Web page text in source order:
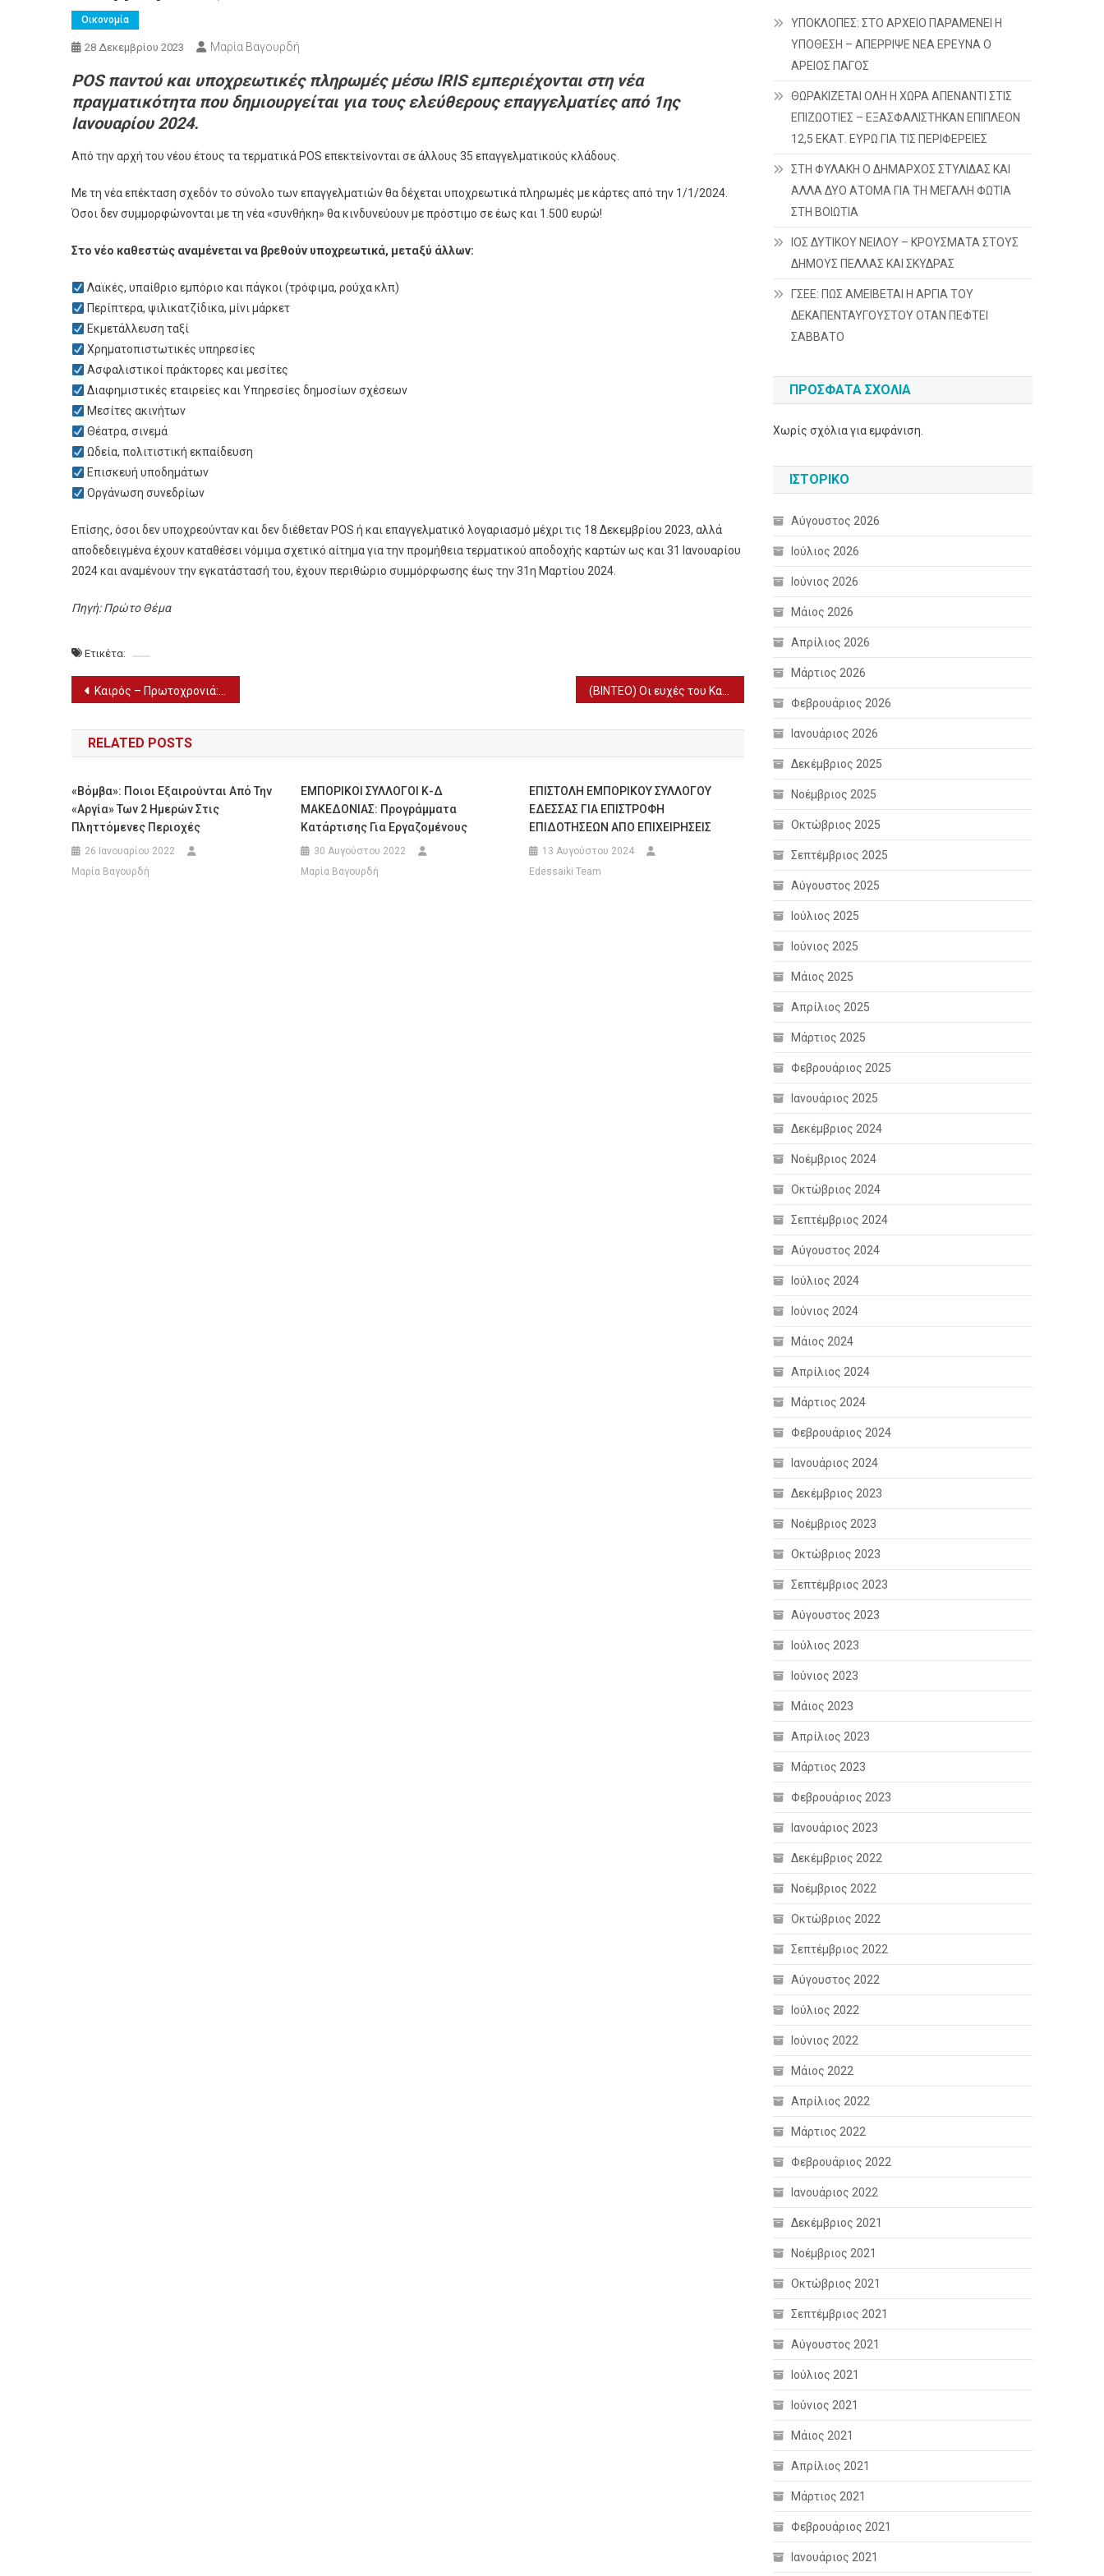
Οικονομία
28 Δεκεμβρίου 2023 Μαρία Βαγουρδή
POS παντού και υποχρεωτικές πληρωμές μέσω IRIS εμπεριέχονται στη νέα
πραγματικότητα που δημιουργείται για τους ελεύθερους επαγγελματίες από 1ης
Ιανουαρίου 2024.
Από την αρχή του νέου έτους τα τερματικά POS επεκτείνονται σε άλλους 35 επαγγελματικούς κλάδους.
Με τη νέα επέκταση σχεδόν το σύνολο των επαγγελματιών θα δέχεται υποχρεωτικά πληρωμές με κάρτες από την 1/1/2024.
Όσοι δεν συμμορφώνονται με τη νέα «συνθήκη» θα κινδυνεύουν με πρόστιμο σε έως και 1.500 ευρώ!
Στο νέο καθεστώς αναμένεται να βρεθούν υποχρεωτικά, μεταξύ άλλων:
Λαϊκές, υπαίθριο εμπόριο και πάγκοι (τρόφιμα, ρούχα κλπ)
Περίπτερα, ψιλικατζίδικα, μίνι μάρκετ
Εκμετάλλευση ταξί
Χρηματοπιστωτικές υπηρεσίες
Ασφαλιστικοί πράκτορες και μεσίτες
Διαφημιστικές εταιρείες και Υπηρεσίες δημοσίων σχέσεων
Μεσίτες ακινήτων
Θέατρα, σινεμά
Ωδεία, πολιτιστική εκπαίδευση
Επισκευή υποδημάτων
Οργάνωση συνεδρίων
Επίσης, όσοι δεν υποχρεούνταν και δεν διέθεταν POS ή και επαγγελματικό λογαριασμό μέχρι τις 18 Δεκεμβρίου 2023, αλλά
αποδεδειγμένα έχουν καταθέσει νόμιμα σχετικό αίτημα για την προμήθεια τερματικού αποδοχής καρτών ως και 31 Ιανουαρίου
2024 και αναμένουν την εγκατάστασή του, έχουν περιθώριο συμμόρφωσης έως την 31η Μαρτίου 2024.
Πηγή: Πρώτο Θέμα
Ετικέτα:
Πλοήγηση
άρθρων
Καιρός – Πρωτοχρονιά: Το ανάποδο «Π» φέρνει επιδείνωση με βροχές (ΒΙΝΤΕΟ) Οι ευχές του Κασσελάκη για τη νέα χρονιά από το Τέξας μαζί με τον Τάιλερ και τα ανίψια του
RELATED POSTS
«Βόμβα»: Ποιοι Εξαιρούνται Από Την
«αργία» Των 2 Ημερών Στις
Πληττόμενες Περιοχές
26 Ιανουαρίου 2022
Μαρία Βαγουρδή
ΕΜΠΟΡΙΚΟΙ ΣΥΛΛΟΓΟΙ Κ-Δ
ΜΑΚΕΔΟΝΙΑΣ: Προγράμματα
Κατάρτισης Για Εργαζομένους
30 Αυγούστου 2022
Μαρία Βαγουρδή
ΕΠΙΣΤΟΛΗ ΕΜΠΟΡΙΚΟΥ ΣΥΛΛΟΓΟΥ
ΕΔΕΣΣΑΣ ΓΙΑ ΕΠΙΣΤΡΟΦΗ
ΕΠΙΔΟΤΗΣΕΩΝ ΑΠΟ ΕΠΙΧΕΙΡΗΣΕΙΣ
13 Αυγούστου 2024
Edessaiki Team
ΥΠΟΚΛΟΠΕΣ: ΣΤΟ ΑΡΧΕΙΟ ΠΑΡΑΜΕΝΕΙ Η
ΥΠΟΘΕΣΗ – ΑΠΕΡΡΙΨΕ ΝΕΑ ΕΡΕΥΝΑ Ο
ΑΡΕΙΟΣ ΠΑΓΟΣ
ΘΩΡΑΚΙΖΕΤΑΙ ΟΛΗ Η ΧΩΡΑ ΑΠΕΝΑΝΤΙ ΣΤΙΣ
ΕΠΙΖΩΟΤΙΕΣ – ΕΞΑΣΦΑΛΙΣΤΗΚΑΝ ΕΠΙΠΛΕΟΝ
12,5 ΕΚΑΤ. ΕΥΡΩ ΓΙΑ ΤΙΣ ΠΕΡΙΦΕΡΕΙΕΣ
ΣΤΗ ΦΥΛΑΚΗ Ο ΔΗΜΑΡΧΟΣ ΣΤΥΛΙΔΑΣ ΚΑΙ
ΑΛΛΑ ΔΥΟ ΑΤΟΜΑ ΓΙΑ ΤΗ ΜΕΓΑΛΗ ΦΩΤΙΑ
ΣΤΗ ΒΟΙΩΤΙΑ
ΙΟΣ ΔΥΤΙΚΟΥ ΝΕΙΛΟΥ – ΚΡΟΥΣΜΑΤΑ ΣΤΟΥΣ
ΔΗΜΟΥΣ ΠΕΛΛΑΣ ΚΑΙ ΣΚΥΔΡΑΣ
ΓΣΕΕ: ΠΩΣ ΑΜΕΙΒΕΤΑΙ Η ΑΡΓΙΑ ΤΟΥ
ΔΕΚΑΠΕΝΤΑΥΓΟΥΣΤΟΥ ΟΤΑΝ ΠΕΦΤΕΙ
ΣΑΒΒΑΤΟ
ΠΡΌΣΦΑΤΑ ΣΧΌΛΙΑ
Χωρίς σχόλια για εμφάνιση.
ΙΣΤΟΡΙΚΌ
Αύγουστος 2026
Ιούλιος 2026
Ιούνιος 2026
Μάιος 2026
Απρίλιος 2026
Μάρτιος 2026
Φεβρουάριος 2026
Ιανουάριος 2026
Δεκέμβριος 2025
Νοέμβριος 2025
Οκτώβριος 2025
Σεπτέμβριος 2025
Αύγουστος 2025
Ιούλιος 2025
Ιούνιος 2025
Μάιος 2025
Απρίλιος 2025
Μάρτιος 2025
Φεβρουάριος 2025
Ιανουάριος 2025
Δεκέμβριος 2024
Νοέμβριος 2024
Οκτώβριος 2024
Σεπτέμβριος 2024
Αύγουστος 2024
Ιούλιος 2024
Ιούνιος 2024
Μάιος 2024
Απρίλιος 2024
Μάρτιος 2024
Φεβρουάριος 2024
Ιανουάριος 2024
Δεκέμβριος 2023
Νοέμβριος 2023
Οκτώβριος 2023
Σεπτέμβριος 2023
Αύγουστος 2023
Ιούλιος 2023
Ιούνιος 2023
Μάιος 2023
Απρίλιος 2023
Μάρτιος 2023
Φεβρουάριος 2023
Ιανουάριος 2023
Δεκέμβριος 2022
Νοέμβριος 2022
Οκτώβριος 2022
Σεπτέμβριος 2022
Αύγουστος 2022
Ιούλιος 2022
Ιούνιος 2022
Μάιος 2022
Απρίλιος 2022
Μάρτιος 2022
Φεβρουάριος 2022
Ιανουάριος 2022
Δεκέμβριος 2021
Νοέμβριος 2021
Οκτώβριος 2021
Σεπτέμβριος 2021
Αύγουστος 2021
Ιούλιος 2021
Ιούνιος 2021
Μάιος 2021
Απρίλιος 2021
Μάρτιος 2021
Φεβρουάριος 2021
Ιανουάριος 2021